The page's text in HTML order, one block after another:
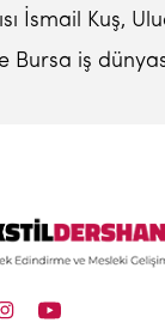
İsmail Kuş,
Bursa iş